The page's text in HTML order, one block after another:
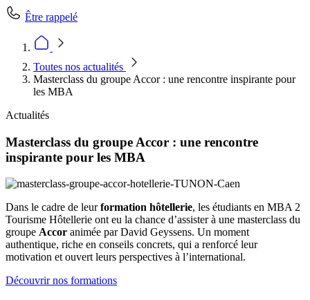
Être rappelé
Toutes nos actualités
Masterclass du groupe Accor : une rencontre inspirante pour
les MBA
Actualités
Masterclass du groupe Accor : une rencontre
inspirante pour les MBA
Dans le cadre de leurformation hôtellerie, les étudiants en MBA 2
Tourisme Hôtellerie ont eu la chance d’assister à une masterclass du
groupe Accor animée par David Geyssens. Un moment
authentique, riche en conseils concrets, qui a renforcé leur
motivation et ouvert leurs perspectives à l’international.
Découvrir nos formations